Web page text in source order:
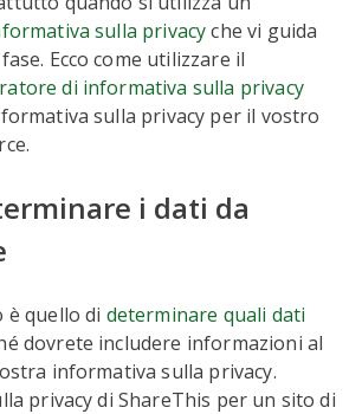
sulla privacyche vi guida
Ecco come utilizzare il
di informativa sulla privacy
sulla privacy per il vostro
i dati da
è quello di determinare quali dati
dovrete includere informazioni al
informativa sulla privacy.
privacy di ShareThis per un sito di